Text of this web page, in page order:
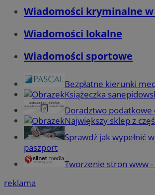
Wiadomości kryminalne
Wiadomości lokalne
Wiadomości sportowe
Bezpłatne kierunki
Książeczka
Doradztwo podatkowe
Największy sklep z
Sprawdź jak wypełnić
paszport
Tworzenie stron www -
reklama